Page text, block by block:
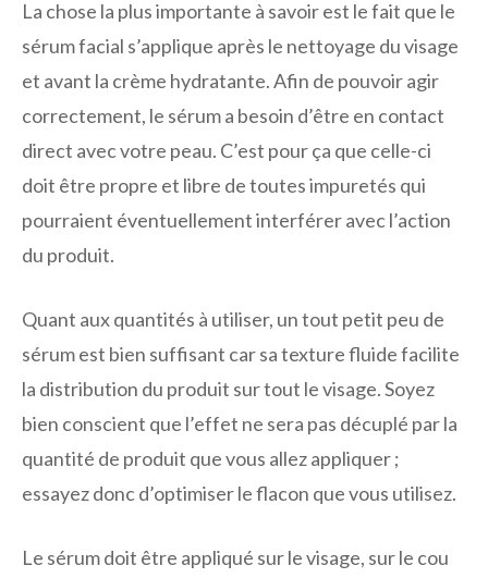
La chose la plus importante à savoir est le fait que le
sérum facial s’applique après le nettoyage du visage
et avant la crème hydratante. Afin de pouvoir agir
correctement, le sérum a besoin d’être en contact
direct avec votre peau. C’est pour ça que celle-ci
doit être propre et libre de toutes impuretés qui
pourraient éventuellement interférer avec l’action
du produit.
Quant aux quantités à utiliser, un tout petit peu de
sérum est bien suffisant car sa texture fluide facilite
la distribution du produit sur tout le visage. Soyez
bien conscient que l’effet ne sera pas décuplé par la
quantité de produit que vous allez appliquer ;
essayez donc d’optimiser le flacon que vous utilisez.
Le sérum doit être appliqué sur le visage, sur le cou